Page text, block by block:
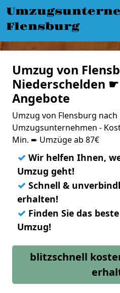
Flensburg
Umzug von
Niederschelden ☛
Angebote
Umzug von Flensburg
Umzugsunternehmen -
Min. ➨ Umzüge ab 87€
✓ Wir helfen Ihnen,
Umzug geht!
✓ Schnell &
erhalten!
✓ Finden Sie das
Umzug!
blitzschnell